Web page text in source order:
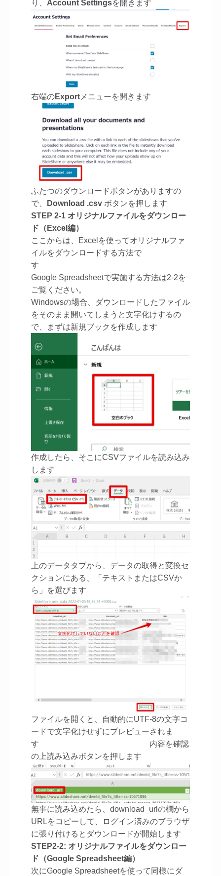
り、 Account Settingsを開きます
右端のExportメニューを開きます
ふたつのダウンロードボタンがありますの
で、
Download .csv ボタンを押します
STEP 2-1 オリジナルファイルをダウンロー
ド（Excel編）
ここからは、Excelを使ってオリジナルファ
イルをダウンロードする方法で
す
Google Spreadsheetで実施する方法は2-2を
ご覧ください。
Windowsの場合、ダウンロードしたファイル
をそのまま開いてしまうと文字化けするの
で、まずは新規ブックを作成します
作成したら、そこにCSVファイルを読み込み
します
上のデータタブから、データの取得と変換セ
クションにある、「テキストまたはCSVか
ら」を選びます
ファイルを開くと、自動的にUTF-8の文字コ
ードで文字化けせずにプレビューされま
す 内容を確認
の上読み込みボタンを押します
無事に読み込めたら、download_urlの欄から
URLをコピーして、ログイン済みのブラウザ
に張り付けるとダウンロードが開始します
STEP2-2: オリジナルファイルをダウンロー
ド（Google Spreadsheet編）
次にGoogle Spreadsheetを使って同様にダ